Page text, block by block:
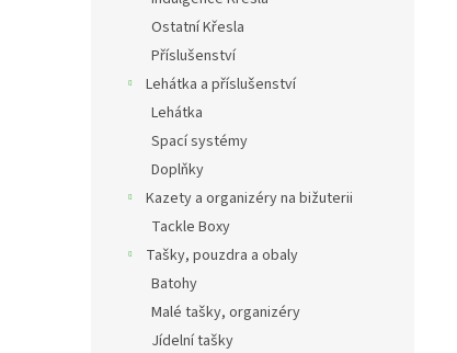
Ostatní Křesla
Příslušenství
Lehátka a příslušenství
Lehátka
Spací systémy
Doplňky
Kazety a organizéry na bižuterii
Tackle Boxy
Tašky, pouzdra a obaly
Batohy
Malé tašky, organizéry
Jídelní tašky